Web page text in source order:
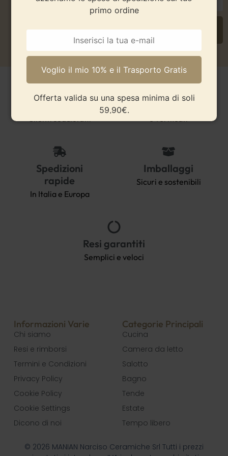
Offerta valida su una spesa minima di soli 59,90€.
Oltre 2000
Clienti soddisfatti
Pagamenti sicuri
e verificati
Spedizioni
rapide
In Italia e Europa
Imballaggi
Sicuri e sostenibili
Resi garantiti
Semplici e veloci
© 2026 MANIAN Narciso Ceramiche Srl Tutti i prezzi
Informazioni Varie
Chi siamo
Resi e rimborsi
Termini e Condizioni
Privacy Policy
Cookie Policy
Cookie Settings
Dicono di noi
Categorie Principali
Cucina
Camera da letto
Salotto
Bagno
Tende
Estate
Tempo libero
primo ordine
Offerta valida su una spesa minima di soli
59,90€.